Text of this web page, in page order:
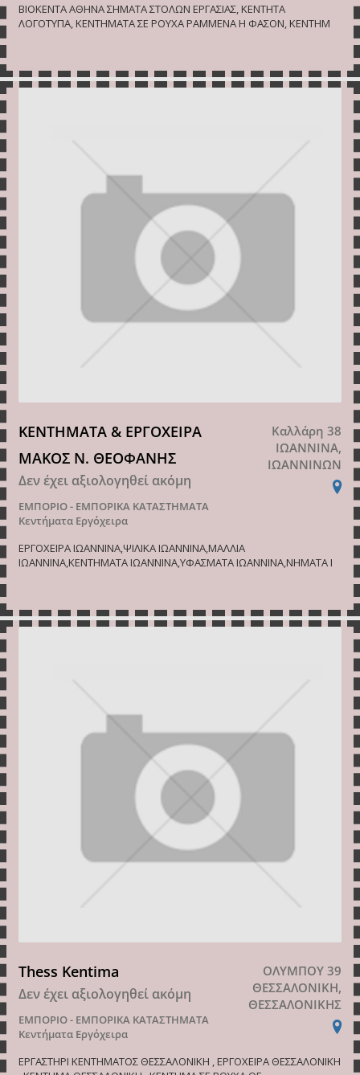
BIOKENTA ΑΘΗΝΑ ΣΗΜΑΤΑ ΣΤΟΛΩΝ ΕΡΓΑΣΙΑΣ, ΚΕΝΤΗΤΑ
ΛΟΓΟΤΥΠΑ, ΚΕΝΤΗΜΑΤΑ ΣΕ ΡΟΥΧΑ ΡΑΜΜΕΝΑ Η ΦΑΣΟΝ, ΚΕΝΤΗΜ
ΚΕΝΤΗΜΑΤΑ & ΕΡΓΟΧΕΙΡΑ
ΜΑΚΟΣ Ν. ΘΕΟΦΑΝΗΣ
Δεν έχει αξιολογηθεί ακόμη
ΕΜΠΟΡΙΟ - ΕΜΠΟΡΙΚΑ ΚΑΤΑΣΤΗΜΑΤΑ
Κεντήματα Εργόχειρα
Καλλάρη 38
ΙΩΑΝΝΙΝΑ,
ΙΩΑΝΝΙΝΩΝ
ΕΡΓΟΧΕΙΡΑ ΙΩΑΝΝΙΝΑ,ΨΙΛΙΚΑ ΙΩΑΝΝΙΝΑ,ΜΑΛΛΙΑ
ΙΩΑΝΝΙΝΑ,ΚΕΝΤΗΜΑΤΑ ΙΩΑΝΝΙΝΑ,ΥΦΑΣΜΑΤΑ ΙΩΑΝΝΙΝΑ,ΝΗΜΑΤΑ Ι
Thess Kentima
Δεν έχει αξιολογηθεί ακόμη
ΕΜΠΟΡΙΟ - ΕΜΠΟΡΙΚΑ ΚΑΤΑΣΤΗΜΑΤΑ
Κεντήματα Εργόχειρα
ΟΛΥΜΠΟΥ 39
ΘΕΣΣΑΛΟΝΙΚΗ,
ΘΕΣΣΑΛΟΝΙΚΗΣ
ΕΡΓΑΣΤΗΡΙ ΚΕΝΤΗΜΑΤΟΣ ΘΕΣΣΑΛΟΝΙΚΗ , ΕΡΓΟΧΕΙΡΑ ΘΕΣΣΑΛΟΝΙΚΗ